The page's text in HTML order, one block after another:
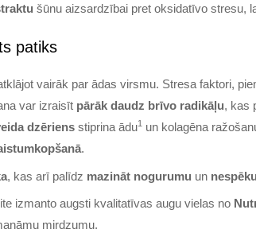
šūnu aizsardzībai pret oksidatīvo stresu,
patiks
vairāk par ādas virsmu. Stresa faktori,
var izraisīt pārāk daudz brīvo radikāļu, kas
dzēriens stiprina ādu1 un kolagēna
.
, kas arī palīdz mazināt nogurumu un
izmanto augsti kvalitatīvas augu vielas no
mirdzumu.